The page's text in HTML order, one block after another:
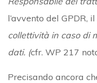
l’avvento del GPDR,
collettività in caso di
dati. (cfr. WP 217
Precisando ancora